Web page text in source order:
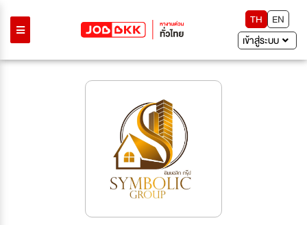
TH
EN
เข้าสู่ระบบ